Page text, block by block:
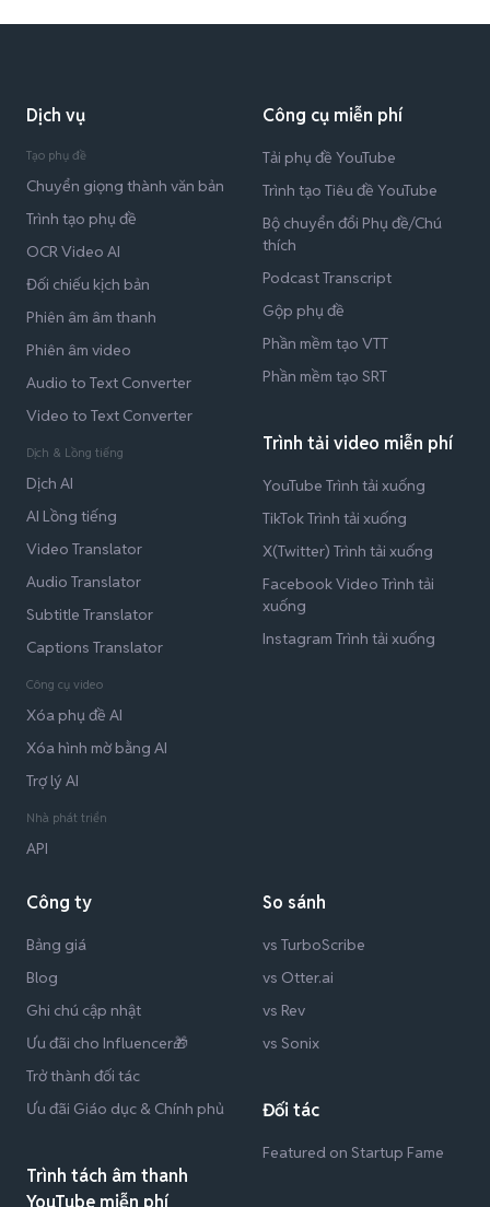
Dịch vụ
Tạo phụ đề
Chuyển giọng thành văn bản
Trình tạo phụ đề
OCR Video AI
Đối chiếu kịch bản
Phiên âm âm thanh
Phiên âm video
Audio to Text Converter
Video to Text Converter
Dịch & Lồng tiếng
Dịch AI
AI Lồng tiếng
Video Translator
Audio Translator
Subtitle Translator
Captions Translator
Công cụ video
Xóa phụ đề AI
Xóa hình mờ bằng AI
Trợ lý AI
Nhà phát triển
API
Công cụ miễn phí
Tải phụ đề YouTube
Trình tạo Tiêu đề YouTube
Bộ chuyển đổi Phụ đề/Chú
thích
Podcast Transcript
Gộp phụ đề
Phần mềm tạo VTT
Phần mềm tạo SRT
Trình tải video miễn phí
YouTube Trình tải xuống
TikTok Trình tải xuống
X(Twitter) Trình tải xuống
Facebook Video Trình tải
xuống
Instagram Trình tải xuống
Công ty
Bảng giá
Blog
Ghi chú cập nhật
Ưu đãi cho Influencer🎁
Trở thành đối tác
Ưu đãi Giáo dục & Chính phủ
Trình tách âm thanh
YouTube miễn phí
So sánh
vs TurboScribe
vs Otter.ai
vs Rev
vs Sonix
Đối tác
Featured on Startup Fame